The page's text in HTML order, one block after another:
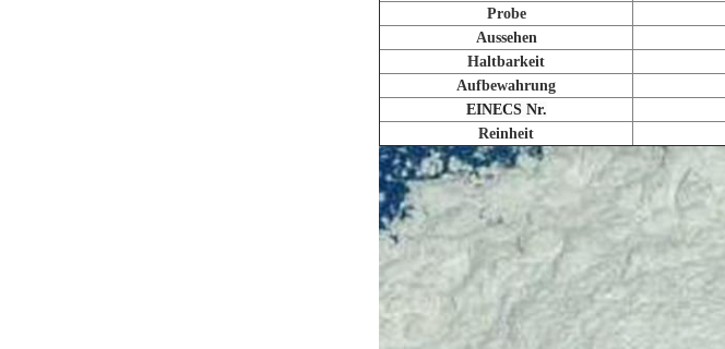
Probe
Aussehen
Haltbarkeit
Aufbewahrung
EINECS Nr.
Reinheit